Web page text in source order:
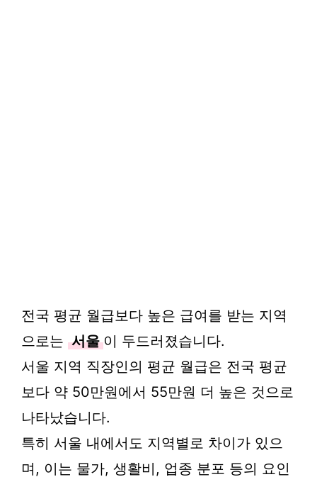
전국 평균 월급보다 높은 급여를 받는 지역
으로는 서울 이 두드러졌습니다.
서울 지역 직장인의 평균 월급은 전국 평균
보다 약 50만원에서 55만원 더 높은 것으로
나타났습니다.
특히 서울 내에서도 지역별로 차이가 있으
며, 이는 물가, 생활비, 업종 분포 등의 요인